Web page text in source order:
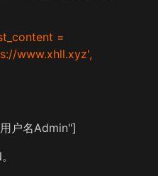
=
www.xhll.xyz',
户名Admin"]